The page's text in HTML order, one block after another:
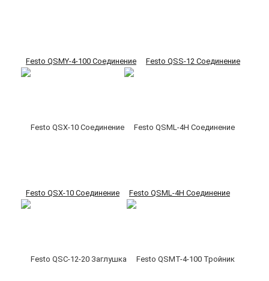
Festo QSMY-4-100 Соединение Festo QSS-12 Соединение
Festo QSX-10 Соединение Festo QSML-4H Соединение